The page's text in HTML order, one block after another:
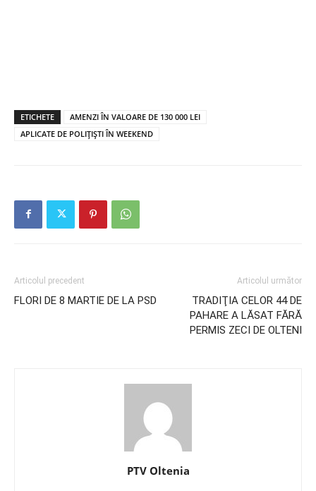
ETICHETE
AMENZI ÎN VALOARE DE 130 000 LEI
APLICATE DE POLIŢIŞTI ÎN WEEKEND
Articolul precedent
FLORI DE 8 MARTIE DE LA PSD
Articolul următor
TRADIŢIA CELOR 44 DE
PAHARE A LĂSAT FĂRĂ
PERMIS ZECI DE OLTENI
PTV Oltenia